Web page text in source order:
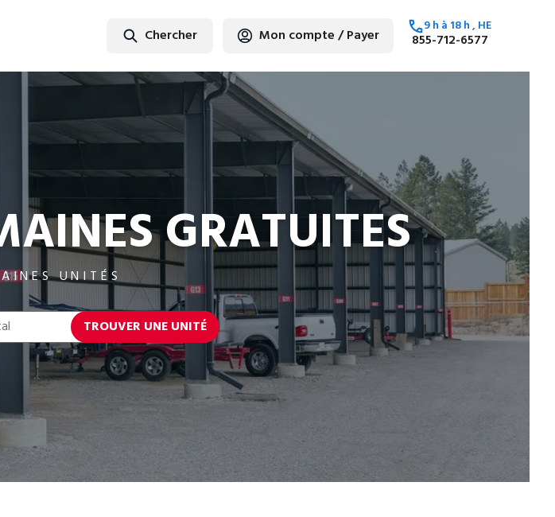
Cherchez
Chercher Mon compte / Payer 9 h à 18 h, HE
855-712-6577
GRATUITES
UNITÉS
TROUVER UNE UNITÉ